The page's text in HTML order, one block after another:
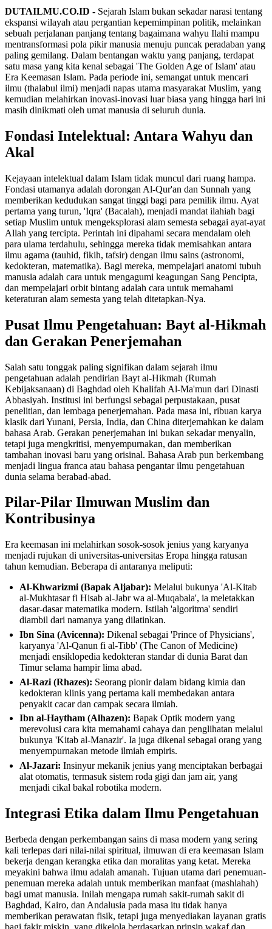
DUTAILMU.CO.ID - Sejarah Islam bukan sekadar narasi tentang
ekspansi wilayah atau pergantian kepemimpinan politik, melainkan
sebuah perjalanan panjang tentang bagaimana wahyu Ilahi mampu
mentransformasi pola pikir manusia menuju puncak peradaban yang
paling gemilang. Dalam bentangan waktu yang panjang, terdapat
satu masa yang kita kenal sebagai 'The Golden Age of Islam' atau
Era Keemasan Islam. Pada periode ini, semangat untuk mencari
ilmu (thalabul ilmi) menjadi napas utama masyarakat Muslim, yang
kemudian melahirkan inovasi-inovasi luar biasa yang hingga hari ini
masih dinikmati oleh umat manusia di seluruh dunia.
Fondasi Intelektual: Antara Wahyu dan
Akal
Kejayaan intelektual dalam Islam tidak muncul dari ruang hampa.
Fondasi utamanya adalah dorongan Al-Qur'an dan Sunnah yang
memberikan kedudukan sangat tinggi bagi para pemilik ilmu. Ayat
pertama yang turun, 'Iqra' (Bacalah), menjadi mandat ilahiah bagi
setiap Muslim untuk mengeksplorasi alam semesta sebagai ayat-ayat
Allah yang tercipta. Perintah ini dipahami secara mendalam oleh
para ulama terdahulu, sehingga mereka tidak memisahkan antara
ilmu agama (tauhid, fikih, tafsir) dengan ilmu sains (astronomi,
kedokteran, matematika). Bagi mereka, mempelajari anatomi tubuh
manusia adalah cara untuk mengagumi keagungan Sang Pencipta,
dan mempelajari orbit bintang adalah cara untuk memahami
keteraturan alam semesta yang telah ditetapkan-Nya.
Pusat Ilmu Pengetahuan: Bayt al-Hikmah
dan Gerakan Penerjemahan
Salah satu tonggak paling signifikan dalam sejarah ilmu
pengetahuan adalah pendirian Bayt al-Hikmah (Rumah
Kebijaksanaan) di Baghdad oleh Khalifah Al-Ma'mun dari Dinasti
Abbasiyah. Institusi ini berfungsi sebagai perpustakaan, pusat
penelitian, dan lembaga penerjemahan. Pada masa ini, ribuan karya
klasik dari Yunani, Persia, India, dan China diterjemahkan ke dalam
bahasa Arab. Gerakan penerjemahan ini bukan sekadar menyalin,
tetapi juga mengkritisi, menyempurnakan, dan memberikan
tambahan inovasi baru yang orisinal. Bahasa Arab pun berkembang
menjadi lingua franca atau bahasa pengantar ilmu pengetahuan
dunia selama berabad-abad.
Pilar-Pilar Ilmuwan Muslim dan
Kontribusinya
Era keemasan ini melahirkan sosok-sosok jenius yang karyanya
menjadi rujukan di universitas-universitas Eropa hingga ratusan
tahun kemudian. Beberapa di antaranya meliputi:
Al-Khwarizmi (Bapak Aljabar): Melalui bukunya 'Al-Kitab
al-Mukhtasar fi Hisab al-Jabr wa al-Muqabala', ia meletakkan
dasar-dasar matematika modern. Istilah 'algoritma' sendiri
diambil dari namanya yang dilatinkan.
Ibn Sina (Avicenna): Dikenal sebagai 'Prince of Physicians',
karyanya 'Al-Qanun fi al-Tibb' (The Canon of Medicine)
menjadi ensiklopedia kedokteran standar di dunia Barat dan
Timur selama hampir lima abad.
Al-Razi (Rhazes): Seorang pionir dalam bidang kimia dan
kedokteran klinis yang pertama kali membedakan antara
penyakit cacar dan campak secara ilmiah.
Ibn al-Haytham (Alhazen): Bapak Optik modern yang
merevolusi cara kita memahami cahaya dan penglihatan melalui
bukunya 'Kitab al-Manazir'. Ia juga dikenal sebagai orang yang
menyempurnakan metode ilmiah empiris.
Al-Jazari: Insinyur mekanik jenius yang menciptakan berbagai
alat otomatis, termasuk sistem roda gigi dan jam air, yang
menjadi cikal bakal robotika modern.
Integrasi Etika dalam Ilmu Pengetahuan
Berbeda dengan perkembangan sains di masa modern yang sering
kali terlepas dari nilai-nilai spiritual, ilmuwan di era keemasan Islam
bekerja dengan kerangka etika dan moralitas yang ketat. Mereka
meyakini bahwa ilmu adalah amanah. Tujuan utama dari penemuan-
penemuan mereka adalah untuk memberikan manfaat (mashlahah)
bagi umat manusia. Inilah mengapa rumah sakit-rumah sakit di
Baghdad, Kairo, dan Andalusia pada masa itu tidak hanya
memberikan perawatan fisik, tetapi juga menyediakan layanan gratis
bagi fakir miskin, yang dikelola berdasarkan prinsip wakaf dan